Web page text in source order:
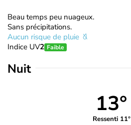
Beau temps peu nuageux.
Sans précipitations.
Aucun risque de pluie
Indice UV2 Faible
Nuit
13°
Ressenti 11°